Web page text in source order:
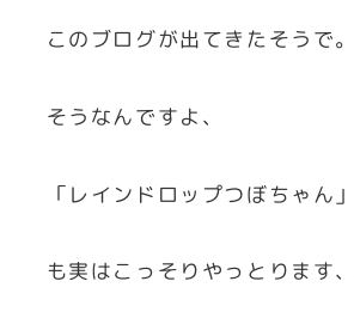
このブログが出てきたそうで。
そうなんですよ、
「レインドロップつぼちゃん」
も実はこっそりやっとります